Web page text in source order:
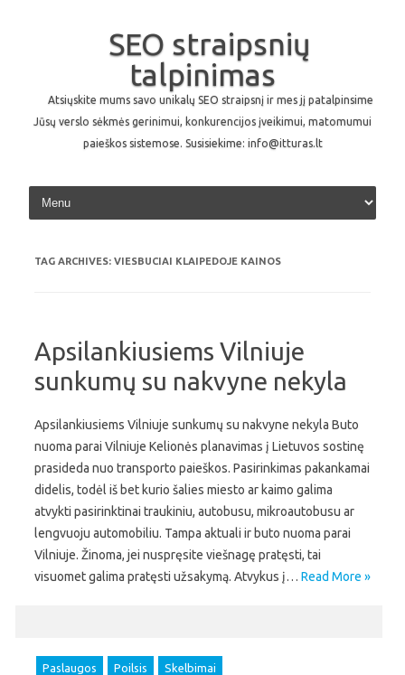
SEO straipsnių
talpinimas
Atsiųskite mums savo unikalų SEO straipsnį ir mes jį patalpinsime
Jūsų verslo sėkmės gerinimui, konkurencijos įveikimui, matomumui
paieškos sistemose. Susisiekime: info@itturas.lt
Skip to content
TAG ARCHIVES: VIESBUCIAI KLAIPEDOJE KAINOS
Apsilankiusiems Vilniuje
sunkumų su nakvyne nekyla
Apsilankiusiems Vilniuje sunkumų su nakvyne nekyla Buto
nuoma parai Vilniuje Kelionės planavimas į Lietuvos sostinę
prasideda nuo transporto paieškos. Pasirinkimas pakankamai
didelis, todėl iš bet kurio šalies miesto ar kaimo galima
atvykti pasirinktinai traukiniu, autobusu, mikroautobusu ar
lengvuoju automobiliu. Tampa aktuali ir buto nuoma parai
Vilniuje. Žinoma, jei nuspręsite viešnagę pratęsti, tai
visuomet galima pratęsti užsakymą. Atvykus į… Read More »
Paslaugos Poilsis Skelbimai